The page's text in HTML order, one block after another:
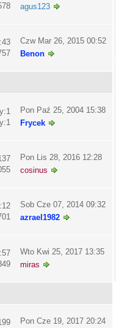
agus123
Czw Mar 26, 2015 00:52
Benon
Pon Paź 25, 2004 15:38
Frycek
Pon Lis 28, 2016 12:28
cosinus
Sob Cze 07, 2014 09:32
azrael1982
Wto Kwi 25, 2017 13:35
miras
Pon Cze 19, 2017 20:24